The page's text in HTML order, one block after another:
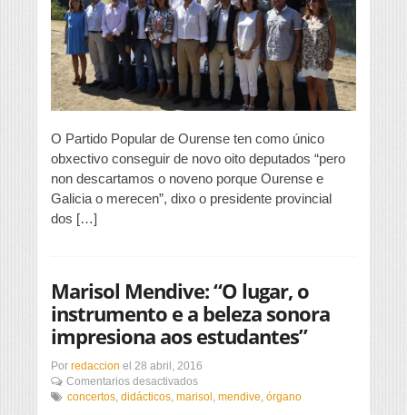
non
descarta
lograr
nove
deputados
O Partido Popular de Ourense ten como único
obxectivo conseguir de novo oito deputados “pero
non descartamos o noveno porque Ourense e
Galicia o merecen”, dixo o presidente provincial
dos […]
Marisol Mendive: “O lugar, o
instrumento e a beleza sonora
impresiona aos estudantes”
Por redaccion el 28 abril, 2016
Comentarios desactivadosen
Marisol
concertos, didácticos, marisol, mendive, órgano